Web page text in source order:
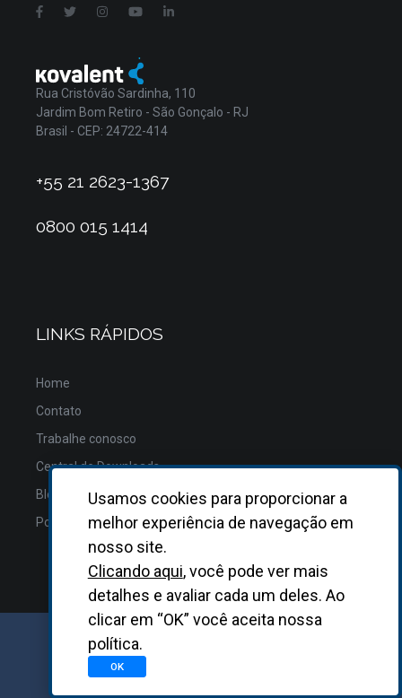
Rua Cristóvão Sardinha, 110
Jardim Bom Retiro - São Gonçalo - RJ
Brasil - CEP: 24722-414
+55 21 2623-1367
0800 015 1414
LINKS RÁPIDOS
Home
Contato
Trabalhe conosco
Central de Downloads
Blog
Política de Privacidade
GRUPO BIOSYS KOVALENT |
Usamos cookies para proporcionar a
melhor experiência de navegação em
nosso site.
Clicando aqui, você pode ver mais
detalhes e avaliar cada um deles. Ao
clicar em “OK” você aceita nossa
política.
OK